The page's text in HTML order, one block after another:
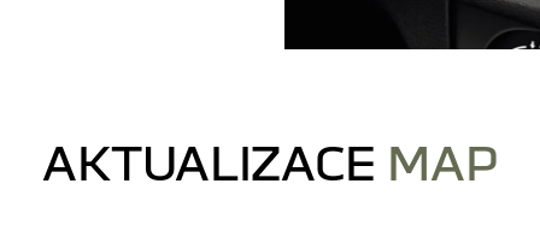
AKTUALIZACE MAP